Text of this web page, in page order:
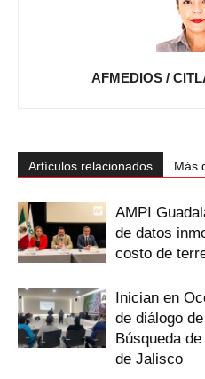
AFMEDIOS /
Artículos relacionados Más
AMPI
de datos
costo de
Inician en
de diálogo
Búsqueda
de Jalisco